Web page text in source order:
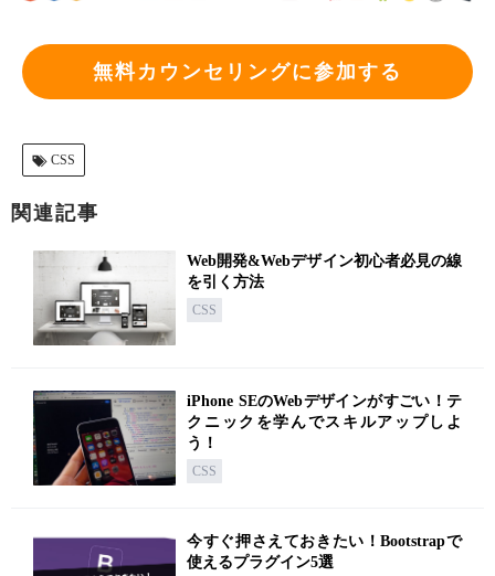
無料カウンセリングに参加する
CSS
関連記事
Web開発&Webデザイン初心者必見の線
を引く方法
CSS
iPhone SEのWebデザインがすごい！テ
クニックを学んでスキルアップしよ
う！
CSS
今すぐ押さえておきたい！Bootstrapで
使えるプラグイン5選